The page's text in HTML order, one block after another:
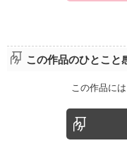
この作品のひとこと
この作品に